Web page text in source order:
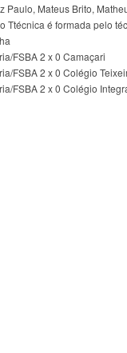
Paulo, Mateus Brito,
Ttécnica é formada pelo
FSBA 2 x 0 Camaçari
FSBA 2 x 0 Colégio
FSBA 2 x 0 Colégio